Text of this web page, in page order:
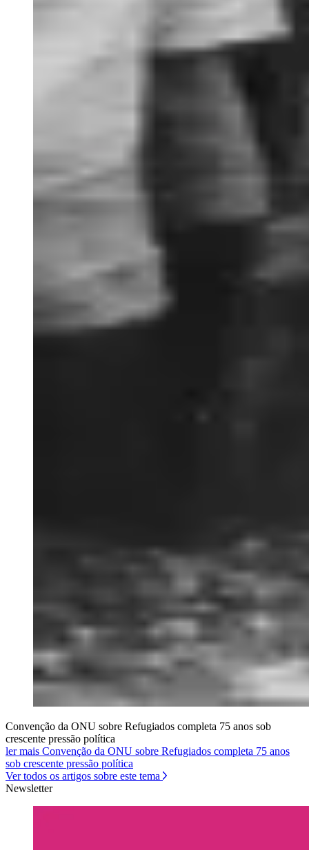
Convenção da ONU sobre Refugiados completa 75 anos sob
crescente pressão política
ler mais Convenção da ONU sobre Refugiados completa 75 anos
sob crescente pressão política
Ver todos os artigos sobre este tema
Newsletter